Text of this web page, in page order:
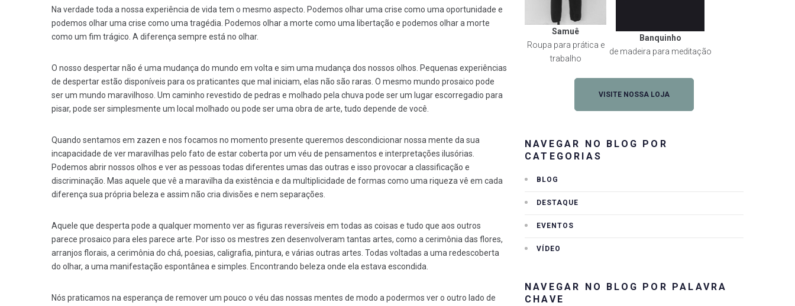
Na verdade toda a nossa experiência de vida tem o mesmo aspecto. Podemos olhar uma crise como uma oportunidade e
podemos olhar uma crise como uma tragédia. Podemos olhar a morte como uma libertação e podemos olhar a morte
como um fim trágico. A diferença sempre está no olhar.
O nosso despertar não é uma mudança do mundo em volta e sim uma mudança dos nossos olhos. Pequenas experiências
de despertar estão disponíveis para os praticantes que mal iniciam, elas não são raras. O mesmo mundo prosaico pode
ser um mundo maravilhoso. Um caminho revestido de pedras e molhado pela chuva pode ser um lugar escorregadio para
pisar, pode ser simplesmente um local molhado ou pode ser uma obra de arte, tudo depende de você.
Quando sentamos em zazen e nos focamos no momento presente queremos descondicionar nossa mente da sua
incapacidade de ver maravilhas pelo fato de estar coberta por um véu de pensamentos e interpretações ilusórias.
Podemos abrir nossos olhos e ver as pessoas todas diferentes umas das outras e isso provocar a classificação e
discriminação. Mas aquele que vê a maravilha da existência e da multiplicidade de formas como uma riqueza vê em cada
diferença sua própria beleza e assim não cria divisões e nem separações.
Aquele que desperta pode a qualquer momento ver as figuras reversíveis em todas as coisas e tudo que aos outros
parece prosaico para eles parece arte. Por isso os mestres zen desenvolveram tantas artes, como a cerimônia das flores,
arranjos florais, a cerimônia do chá, poesias, caligrafia, pintura, e várias outras artes. Todas voltadas a uma redescoberta
do olhar, a uma manifestação espontânea e simples. Encontrando beleza onde ela estava escondida.
Nós praticamos na esperança de remover um pouco o véu das nossas mentes de modo a podermos ver o outro lado de
Samuê
Roupa para prática e
trabalho
Banquinho
de madeira para meditação
VISITE NOSSA LOJA
NAVEGAR NO BLOG POR
CATEGORIAS
BLOG
DESTAQUE
EVENTOS
VÍDEO
NAVEGAR NO BLOG POR PALAVRA
CHAVE